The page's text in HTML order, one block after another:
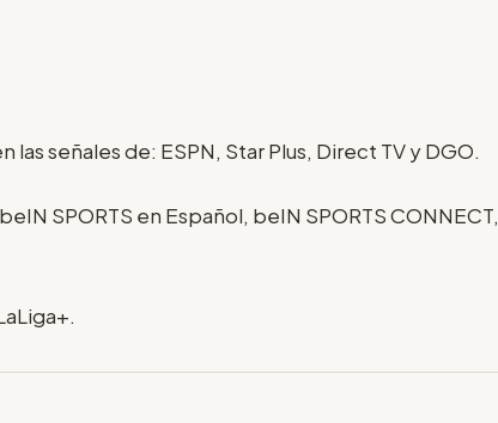
las señales de: ESPN, Star Plus, Direct TV y DGO.
SPORTS en Español, beIN SPORTS CONNECT,